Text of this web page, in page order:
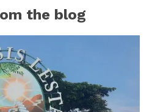
the blog